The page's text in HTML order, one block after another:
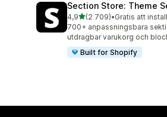
Section Store: Theme
4,9av 5 stjärnor
(2 709)
2709 recensioner totalt
•Gratis att
700+ anpassningsbara
utdragbar varukorg och
Built for Shopify